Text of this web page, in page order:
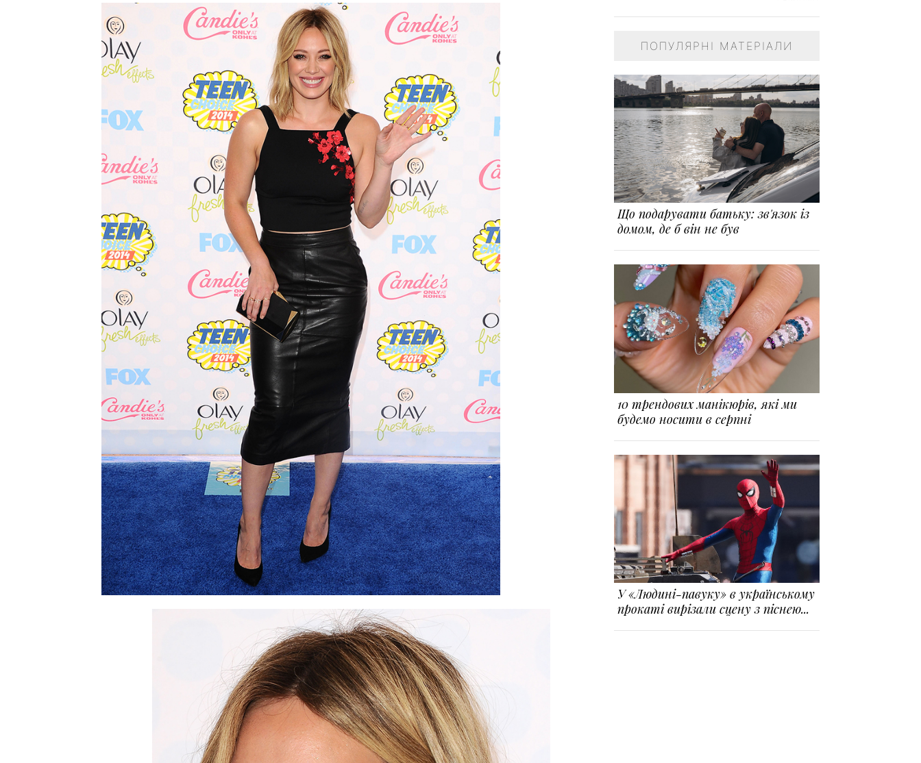
ПОПУЛЯРНІ МАТЕРІАЛИ
Що подарувати батьку: зв'язок із
домом, де б він не був
10 трендових манікюрів, які ми
будемо носити в серпні
У «Людині-павуку» в українському
прокаті вирізали сцену з піснею...